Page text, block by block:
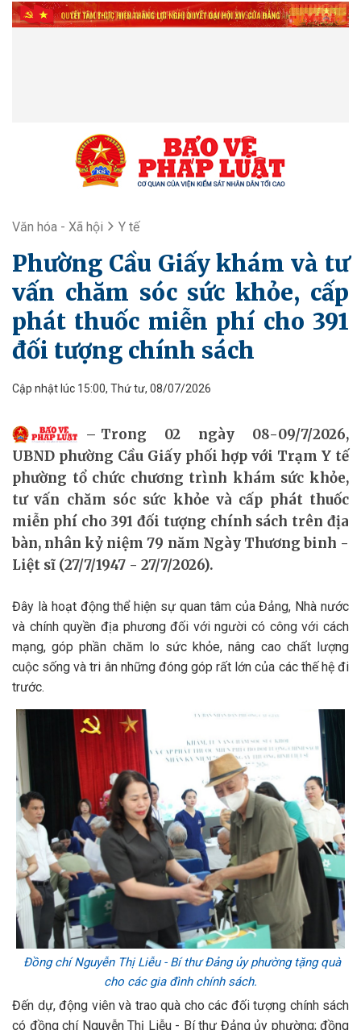
Văn hóa - Xã hội Y tế
Phường Cầu Giấy khám và tư
vấn chăm sóc sức khỏe, cấp
phát thuốc miễn phí cho 391
đối tượng chính sách
Cập nhật lúc 15:00, Thứ tư, 08/07/2026
Trong 02 ngày 08-09/7/2026,
UBND phường Cầu Giấy phối hợp với Trạm Y tế
phường tổ chức chương trình khám sức khỏe,
tư vấn chăm sóc sức khỏe và cấp phát thuốc
miễn phí cho 391 đối tượng chính sách trên địa
bàn, nhân kỷ niệm 79 năm Ngày Thương binh -
Liệt sĩ (27/7/1947 - 27/7/2026).
Đây là hoạt động thể hiện sự quan tâm của Đảng, Nhà nước
và chính quyền địa phương đối với người có công với cách
mạng, góp phần chăm lo sức khỏe, nâng cao chất lượng
cuộc sống và tri ân những đóng góp rất lớn của các thế hệ đi
trước.
Đồng chí Nguyễn Thị Liễu - Bí thư Đảng ủy phường tặng quà
cho các gia đình chính sách.
Đến dự, động viên và trao quà cho các đối tượng chính sách
có đồng chí Nguyễn Thị Liễu - Bí thư Đảng ủy phường; đồng